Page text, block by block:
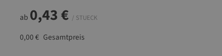
ab 0,43 € / STUECK
0,00 € Gesamtpreis